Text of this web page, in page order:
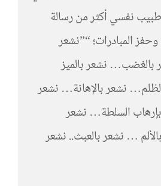
طبيب نفسي أكثر من رسالة
المبادرات؛ “”نشعر
نشعر بالميز
نشعر بالإهانة… نشعر
السلطة… نشعر
… نشعر بالعبث.. نشعر